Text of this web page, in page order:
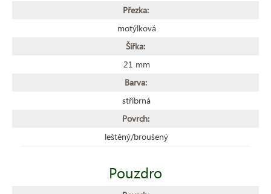
Přezka:
motýlková
Šířka:
21 mm
Barva:
stříbrná
Povrch:
leštěný/broušený
Pouzdro